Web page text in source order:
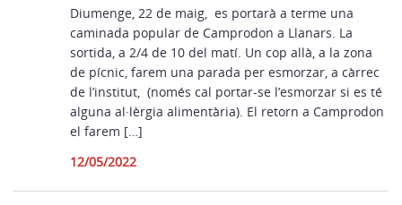
Diumenge, 22 de maig, es portarà a terme una
caminada popular de Camprodon a Llanars. La
sortida, a 2/4 de 10 del matí. Un cop allà, a la zona
de pícnic, farem una parada per esmorzar, a càrrec
de l’institut, (només cal portar-se l’esmorzar si es té
alguna al·lèrgia alimentària). El retorn a Camprodon
el farem […]
12/05/2022